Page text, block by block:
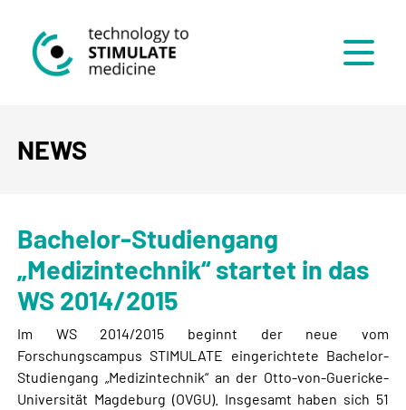
Menü
NEWS
Bachelor-Studiengang
„Medizintechnik“ startet in das
WS 2014/2015
Im WS 2014/2015 beginnt der neue vom
Forschungscampus STIMULATE eingerichtete Bachelor-
Studiengang „Medizintechnik“ an der Otto-von-Guericke-
Universität Magdeburg (OVGU). Insgesamt haben sich 51